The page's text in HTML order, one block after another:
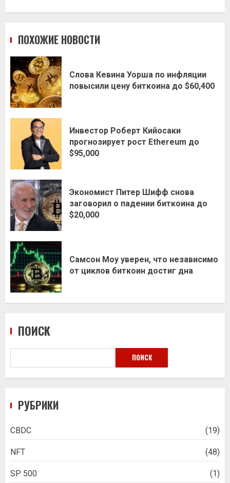
ПОХОЖИЕ НОВОСТИ
Слова Кевина Уорша по инфляции
повысили цену биткоина до $60,400
Инвестор Роберт Кийосаки
прогнозирует рост Ethereum до
$95,000
Экономист Питер Шифф снова
заговорил о падении биткоина до
$20,000
Самсон Моу уверен, что независимо
от циклов биткоин достиг дна
ПОИСК
ПОИСК
РУБРИКИ
CBDC (19)
NFT (48)
SP 500 (1)